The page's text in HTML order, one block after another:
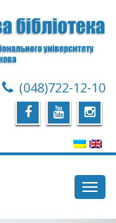
(048)722-12-10